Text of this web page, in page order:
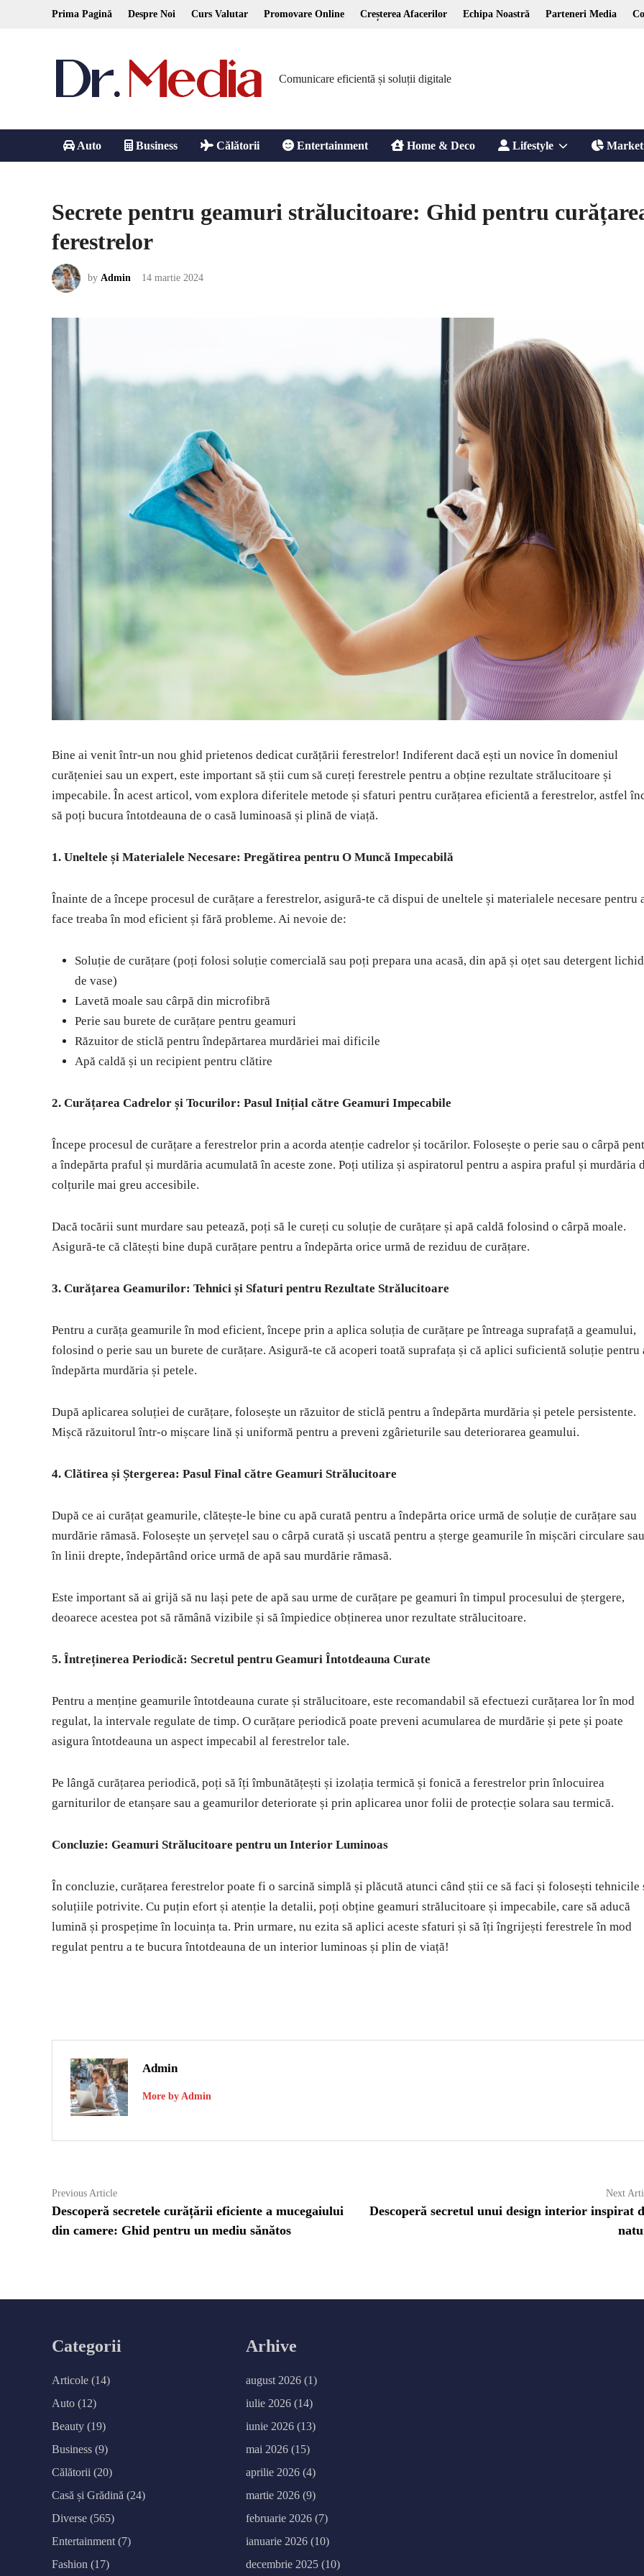
Prima Pagină Despre Noi Curs Valutar Promovare Online Creșterea Afacerilor Echipa Noastră Parteneri Media
Comunicare eficientă și soluții digitale
Auto Business Călătorii Entertainment Home & Deco Lifestyle Show
menu
Secrete pentru geamuri strălucitoare: Ghid pentru
ferestrelor
by Admin 14 martie 2024
Bine ai venit într-un nou ghid prietenos dedicat curățării ferestrelor! Indiferent dacă ești un novice în domeniul
curățeniei sau un expert, este important să știi cum să cureți ferestrele pentru a obține rezultate strălucitoare și
impecabile. În acest articol, vom explora diferitele metode și sfaturi pentru curățarea eficientă a ferestrelor, astfel
să poți bucura întotdeauna de o casă luminoasă și plină de viață.
1. Uneltele și Materialele Necesare: Pregătirea pentru O Muncă Impecabilă
Înainte de a începe procesul de curățare a ferestrelor, asigură-te că dispui de uneltele și materialele necesare pentru
face treaba în mod eficient și fără probleme. Ai nevoie de:
Soluție de curățare (poți folosi soluție comercială sau poți prepara una acasă, din apă și oțet sau detergent lichid
de vase)
Lavetă moale sau cârpă din microfibră
Perie sau burete de curățare pentru geamuri
Răzuitor de sticlă pentru îndepărtarea murdăriei mai dificile
Apă caldă și un recipient pentru clătire
2. Curățarea Cadrelor și Tocurilor: Pasul Inițial către Geamuri Impecabile
Începe procesul de curățare a ferestrelor prin a acorda atenție cadrelor și tocărilor. Folosește o perie sau o cârpă
a îndepărta praful și murdăria acumulată în aceste zone. Poți utiliza și aspiratorul pentru a aspira praful și murdăria
colțurile mai greu accesibile.
Dacă tocării sunt murdare sau petează, poți să le cureți cu soluție de curățare și apă caldă folosind o cârpă moale.
Asigură-te că clătești bine după curățare pentru a îndepărta orice urmă de reziduu de curățare.
3. Curățarea Geamurilor: Tehnici și Sfaturi pentru Rezultate Strălucitoare
Pentru a curăța geamurile în mod eficient, începe prin a aplica soluția de curățare pe întreaga suprafață a geamului,
folosind o perie sau un burete de curățare. Asigură-te că acoperi toată suprafața și că aplici suficientă soluție pentru
îndepărta murdăria și petele.
După aplicarea soluției de curățare, folosește un răzuitor de sticlă pentru a îndepărta murdăria și petele persistente.
Mișcă răzuitorul într-o mișcare lină și uniformă pentru a preveni zgârieturile sau deteriorarea geamului.
4. Clătirea și Ștergerea: Pasul Final către Geamuri Strălucitoare
După ce ai curățat geamurile, clătește-le bine cu apă curată pentru a îndepărta orice urmă de soluție de curățare sau
murdărie rămasă. Folosește un șervețel sau o cârpă curată și uscată pentru a șterge geamurile în mișcări circulare sau
în linii drepte, îndepărtând orice urmă de apă sau murdărie rămasă.
Este important să ai grijă să nu lași pete de apă sau urme de curățare pe geamuri în timpul procesului de ștergere,
deoarece acestea pot să rămână vizibile și să împiedice obținerea unor rezultate strălucitoare.
5. Întreținerea Periodică: Secretul pentru Geamuri Întotdeauna Curate
Pentru a menține geamurile întotdeauna curate și strălucitoare, este recomandabil să efectuezi curățarea lor în mod
regulat, la intervale regulate de timp. O curățare periodică poate preveni acumularea de murdărie și pete și poate
asigura întotdeauna un aspect impecabil al ferestrelor tale.
Pe lângă curățarea periodică, poți să îți îmbunătățești și izolația termică și fonică a ferestrelor prin înlocuirea
garniturilor de etanșare sau a geamurilor deteriorate și prin aplicarea unor folii de protecție solara sau termică.
Concluzie: Geamuri Strălucitoare pentru un Interior Luminoas
În concluzie, curățarea ferestrelor poate fi o sarcină simplă și plăcută atunci când știi ce să faci și folosești tehnicile
soluțiile potrivite. Cu puțin efort și atenție la detalii, poți obține geamuri strălucitoare și impecabile, care să aducă
lumină și prospețime în locuința ta. Prin urmare, nu ezita să aplici aceste sfaturi și să îți îngrijești ferestrele în mod
regulat pentru a te bucura întotdeauna de un interior luminoas și plin de viață!
Admin
More by Admin
Navigare
în
articole
Previous ArticlePrevious
article:
Descoperă secretele curățării eficiente a mucegaiului
din camere: Ghid pentru un mediu sănătos
Next
Descoperă secretul unui design interior inspirat
Categorii
Articole (14)
Auto (12)
Beauty (19)
Business (9)
Călătorii (20)
Casă și Grădină (24)
Diverse (565)
Entertainment (7)
Fashion (17)
Arhive
august 2026 (1)
iulie 2026 (14)
iunie 2026 (13)
mai 2026 (15)
aprilie 2026 (4)
martie 2026 (9)
februarie 2026 (7)
ianuarie 2026 (10)
decembrie 2025 (10)